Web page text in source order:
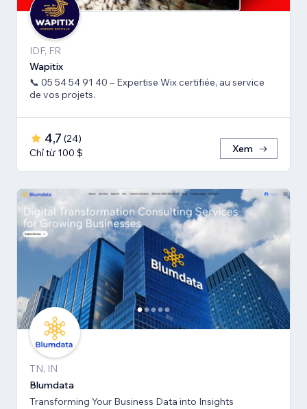
IDF, FR
Wapitix
📞 05 54 54 91 40 – Expertise Wix certifiée, au service
de vos projets.
4,7 (24)
Chỉ từ 100 $
Xem
TN, IN
Blumdata
Transforming Your Business Data into Insights